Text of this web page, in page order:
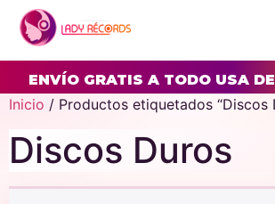
ENVÍO GRATIS A TODO USA
Inicio / Productos etiquetados “Discos
Discos Duros